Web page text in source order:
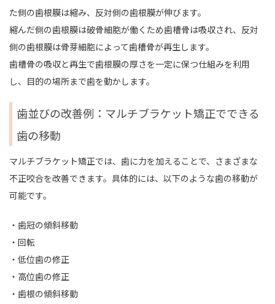
た側の歯根膜は縮み、反対側の歯根膜が伸びます。
縮んだ側の歯根膜は破骨細胞が働くため歯槽骨は吸収され、反対
側の歯根膜は骨芽細胞によって歯槽骨が再生します。
歯槽骨の吸収と再生で歯根膜の厚さを一定に保つ仕組みを利用
し、目的の場所まで歯を動かします。
歯並びの改善例：マルチブラケット矯正でできる
歯の移動
マルチブラケット矯正では、歯に力を加えることで、さまざまな
不正咬合を改善できます。具体的には、以下のような歯の移動が
可能です。
・歯冠の傾斜移動
・回転
・低位歯の修正
・高位歯の修正
・歯根の傾斜移動